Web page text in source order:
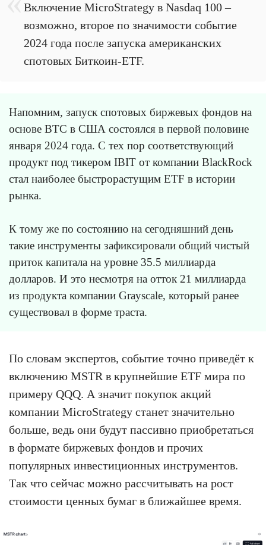
Включение MicroStrategy в Nasdaq 100 –
возможно, второе по значимости событие
2024 года после запуска американских
спотовых Биткоин-ETF.
Напомним, запуск спотовых биржевых фондов на
основе BTC в США состоялся в первой половине
января 2024 года. С тех пор соответствующий
продукт под тикером IBIT от компании BlackRock
стал наиболее быстрорастущим ETF в истории
рынка.
К тому же по состоянию на сегодняшний день
такие инструменты зафиксировали общий чистый
приток капитала на уровне 35.5 миллиарда
долларов. И это несмотря на отток 21 миллиарда
из продукта компании Grayscale, который ранее
существовал в форме траста.
По словам экспертов, событие точно приведёт к
включению MSTR в крупнейшие ETF мира по
примеру QQQ. А значит покупок акций
компании MicroStrategy станет значительно
больше, ведь они будут пассивно приобретаться
в формате биржевых фондов и прочих
популярных инвестиционных инструментов.
Так что сейчас можно рассчитывать на рост
стоимости ценных бумаг в ближайшее время.